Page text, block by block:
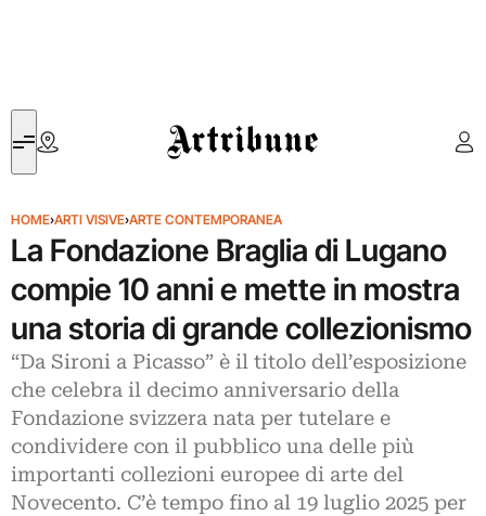
Artribune
HOME›ARTI VISIVE›ARTE CONTEMPORANEA
La Fondazione Braglia di Lugano
compie 10 anni e mette in mostra
una storia di grande collezionismo
“Da Sironi a Picasso” è il titolo dell’esposizione
che celebra il decimo anniversario della
Fondazione svizzera nata per tutelare e
condividere con il pubblico una delle più
importanti collezioni europee di arte del
Novecento. C’è tempo fino al 19 luglio 2025 per